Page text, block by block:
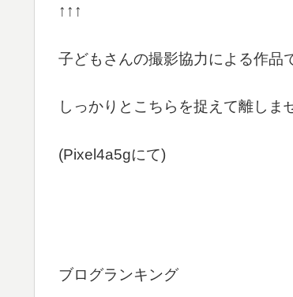
↑↑↑
子どもさんの撮影協力による作品
しっかりとこちらを捉えて離しま
(Pixel4a5gにて)
ブログランキング